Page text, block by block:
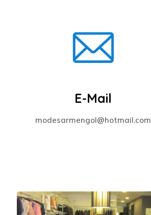
E-Mail
modesarmengol@hotmail.com